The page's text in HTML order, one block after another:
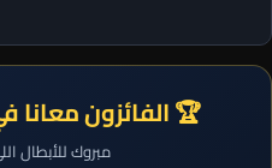
🏆 الفائزون معانا
مبروك للأبطال